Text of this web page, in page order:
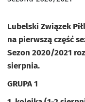
Lubelski Związek
na pierwszą część
Sezon 2020/2021
sierpnia.
GRUPA 1